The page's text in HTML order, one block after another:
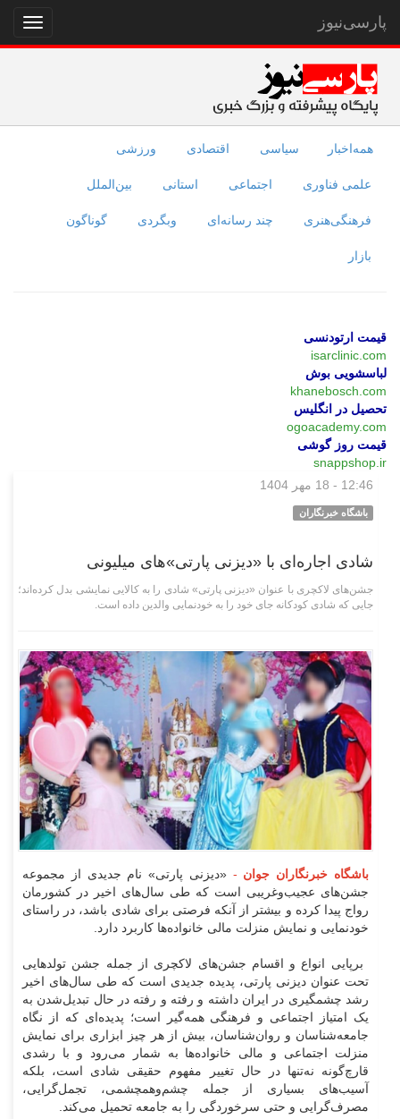
نمایش
منو
پارسی‌نیوز
همه‌اخبار سیاسی اقتصادی ورزشی
علمی فناوری اجتماعی استانی بین‌الملل
فرهنگی‌هنری چند رسانه‌ای وبگردی گوناگون
بازار
قیمت ارتودنسی
isarclinic.com
لباسشویی بوش
khanebosch.com
تحصیل در انگلیس
ogoacademy.com
قیمت روز گوشی
snappshop.ir
12:46 - 18 مهر 1404
باشگاه خبرنگاران
شادی اجاره‌ای با «دیزنی پارتی»‌های میلیونی
جشن‌های لاکچری با عنوان «دیزنی پارتی» شادی را به کالایی نمایشی بدل کرده‌اند؛
جایی که شادی کودکانه جای خود را به خودنمایی والدین داده است.
باشگاه خبرنگاران جوان -«دیزنی پارتی» نام جدیدی از مجموعه
جشن‌های عجیب‌وغریبی است که طی سال‌های اخیر در کشورمان
رواج پیدا کرده و بیشتر از آنکه فرصتی برای شادی باشد، در راستای
خودنمایی و نمایش منزلت مالی خانواده‌ها کاربرد دارد.
برپایی انواع و اقسام جشن‌های لاکچری از جمله جشن تولدهایی
تحت عنوان دیزنی پارتی، پدیده جدیدی است که طی سال‌های اخیر
رشد چشمگیری در ایران داشته و رفته و رفته در حال تبدیل‌شدن به
یک امتیاز اجتماعی و فرهنگی همه‌گیر است؛ پدیده‌ای که از نگاه
جامعه‌شناسان و روان‌شناسان، بیش از هر چیز ابزاری برای نمایش
منزلت اجتماعی و مالی خانواده‌ها به شمار می‌رود و با رشدی
قارچ‌گونه نه‌تنها در حال تغییر مفهوم حقیقی شادی است، بلکه
آسیب‌های بسیاری از جمله چشم‌وهمچشمی، تجمل‌گرایی،
مصرف‌گرایی و حتی سرخوردگی را به جامعه تحمیل می‌کند.